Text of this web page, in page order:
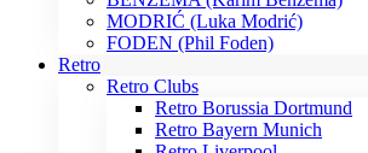
MODRIĆ (Luka Modrić)
FODEN (Phil Foden)
Retro
Retro Clubs
Retro Borussia Dortmund
Retro Bayern Munich